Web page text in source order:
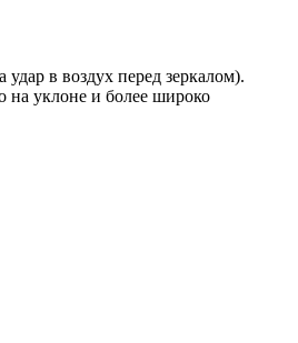
в воздух перед зеркалом).
на уклоне и более широко